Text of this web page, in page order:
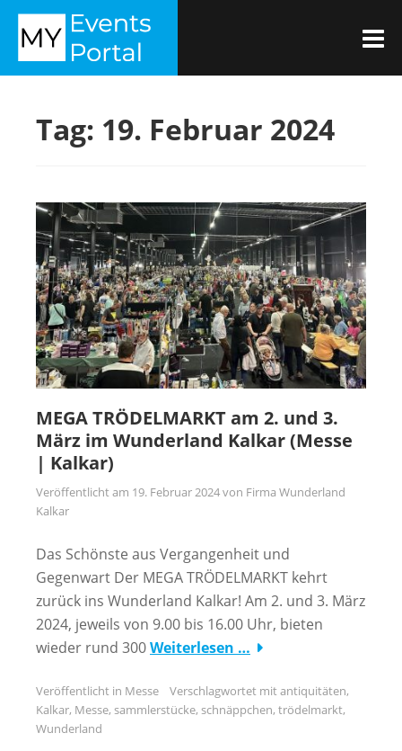
Zum
Inhalt
springen
MYEVENTSPORTAL
Tag: 19. Februar 2024
MEGA TRÖDELMARKT am 2. und 3.
März im Wunderland Kalkar (Messe
| Kalkar)
Veröffentlicht am 19. Februar 2024von Firma Wunderland
Kalkar
Das Schönste aus Vergangenheit und
Gegenwart Der MEGA TRÖDELMARKT kehrt
zurück ins Wunderland Kalkar! Am 2. und 3. März
2024, jeweils von 9.00 bis 16.00 Uhr, bieten
wieder rund 300Weiterlesen …
Veröffentlicht in Messe Verschlagwortet mitantiquitäten,
Kalkar, Messe, sammlerstücke, schnäppchen, trödelmarkt,
Wunderland